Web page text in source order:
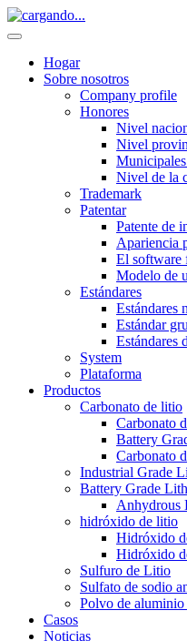
Hogar
Sobre nosotros
Company profile
Honores
Nivel
Nivel
Nivel de la
Trademark
Patentar
Patente de
Apariencia
El software
Modelo de
Estándares
Estándares
Estándar
Estándares
System
Plataforma
Productos
Carbonato de litio
Carbonato
Battery
Carbonato
Industrial Grade
Battery Grade
Anhydrous
hidróxido de litio
Hidróxido
Hidróxido
Sulfuro de Litio
Sulfato de sodio
Polvo de
Casos
Noticias